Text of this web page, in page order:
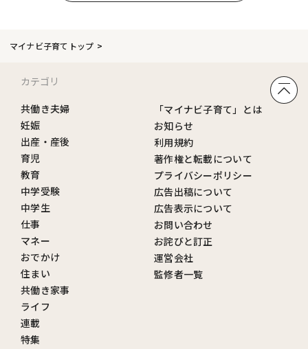
マイナビ子育てトップ
カテゴリ
共働き夫婦
妊娠
出産・産後
育児
教育
中学受験
中学生
仕事
マネー
おでかけ
住まい
共働き家事
ライフ
連載
特集
「マイナビ子育て」とは
お知らせ
利用規約
著作権と転載について
プライバシーポリシー
広告出稿について
広告表示について
お問い合わせ
お詫びと訂正
運営会社
監修者一覧